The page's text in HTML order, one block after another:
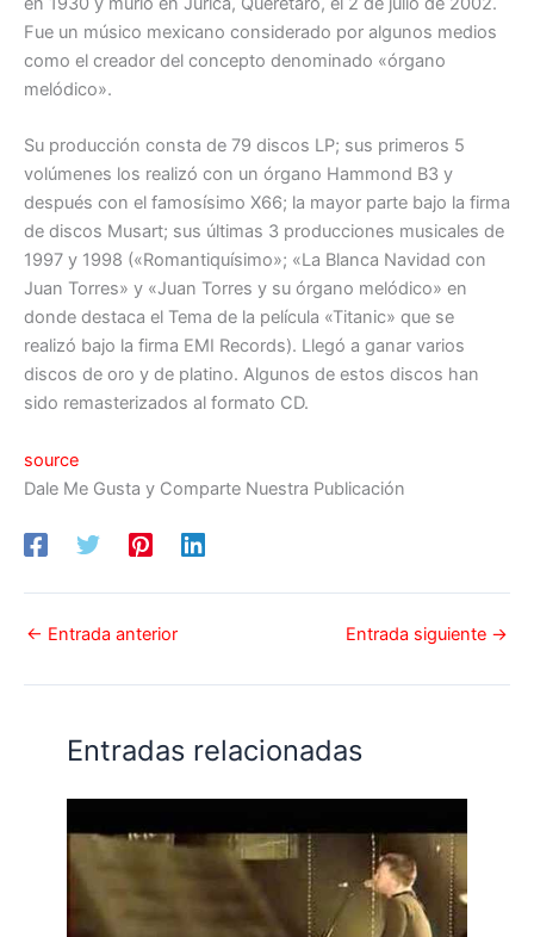
Fue un músico mexicano considerado por algunos medios
como el creador del concepto denominado «órgano
melódico».
Su producción consta de 79 discos LP; sus primeros 5
volúmenes los realizó con un órgano Hammond B3 y
después con el famosísimo X66; la mayor parte bajo la firma
de discos Musart; sus últimas 3 producciones musicales de
1997 y 1998 («Romantiquísimo»; «La Blanca Navidad con
Juan Torres» y «Juan Torres y su órgano melódico» en
donde destaca el Tema de la película «Titanic» que se
realizó bajo la firma EMI Records). Llegó a ganar varios
discos de oro y de platino. Algunos de estos discos han
sido remasterizados al formato CD.
source
Dale Me Gusta y Comparte Nuestra Publicación
← Entrada anterior Entrada siguiente →
Entradas relacionadas